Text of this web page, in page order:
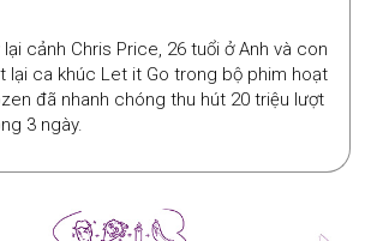
cảnh Chris Price, 26 tuổi ở Anh và con
lại ca khúc Let it Go trong bộ phim hoạt
đã nhanh chóng thu hút 20 triệu lượt
3 ngày.